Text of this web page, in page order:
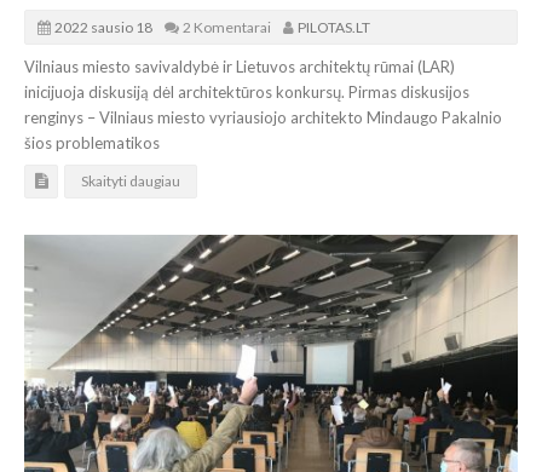
2022 sausio 18 2 Komentarai PILOTAS.LT
Vilniaus miesto savivaldybė ir Lietuvos architektų rūmai (LAR)
inicijuoja diskusiją dėl architektūros konkursų. Pirmas diskusijos
renginys – Vilniaus miesto vyriausiojo architekto Mindaugo Pakalnio
šios problematikos
Skaityti daugiau